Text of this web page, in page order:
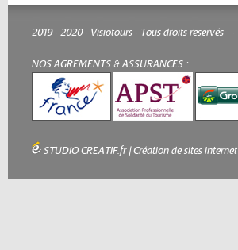
2019 - 2020 - Visiotours - Tous droits reservés - -
NOS AGREMENTS & ASSURANCES :
STUDIO CREATIF.fr|Création de sites internet